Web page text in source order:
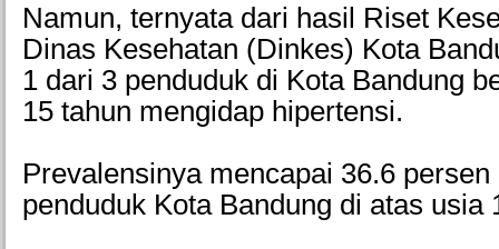
Namun, ternyata dari hasil Riset
Dinas Kesehatan (Dinkes) Kota
1 dari 3 penduduk di Kota Bandung
15 tahun mengidap hipertensi.
Prevalensinya mencapai 36.6
penduduk Kota Bandung di atas usia